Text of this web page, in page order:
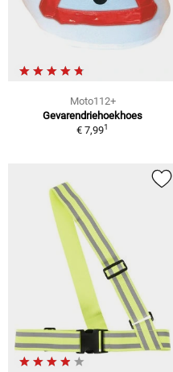
Moto112+
Gevarendriehoekhoes
€ 7,991